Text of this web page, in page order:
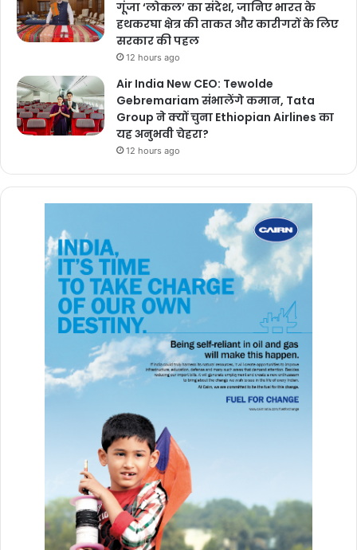
गूंजा ‘लोकल’ का संदेश, जानिए भारत के
हथकरघा क्षेत्र की ताकत और कारीगरों के लिए
सरकार की पहल
12 hours ago
Air India New CEO: Tewolde
Gebremariam संभालेंगे कमान, Tata
Group ने क्यों चुना Ethiopian Airlines का
यह अनुभवी चेहरा?
12 hours ago